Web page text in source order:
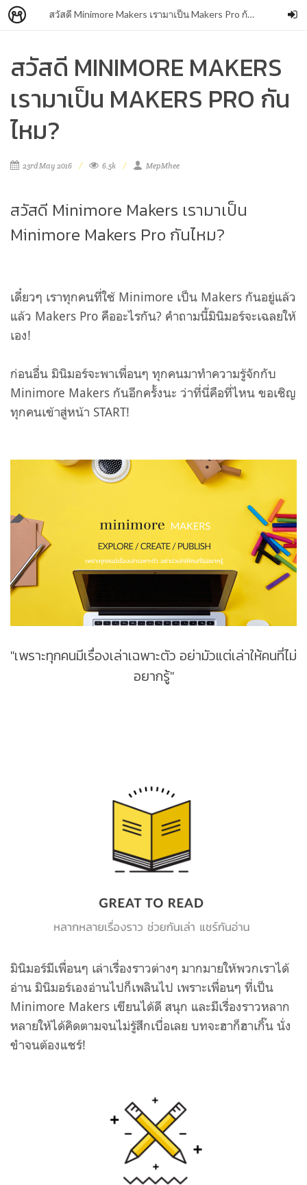
สวัสดี Minimore Makers เรามาเป็น Makers Pro กันไหม?
สวัสดี MINIMORE MAKERS
เรามาเป็น MAKERS PRO กัน
ไหม?
23rd May 2016 6.5k MepMhee
สวัสดี Minimore Makers เรามาเป็น
Minimore Makers Pro กันไหม?
เดี๋ยวๆ เราทุกคนที่ใช้ Minimore เป็น Makers กันอยู่แล้ว
แล้ว Makers Pro คืออะไรกัน? คำถามนี้มินิมอร์จะเฉลยให้
เอง!
ก่อนอื่น มินิมอร์จะพาเพื่อนๆ ทุกคนมาทำความรู้จักกับ
Minimore Makers กันอีกครั้งนะ ว่าที่นี่คือที่ไหน ขอเชิญ
ทุกคนเข้าสู่หน้า START!
"เพราะทุกคนมีเรื่องเล่าเฉพาะตัว อย่ามัวแต่เล่าให้คนที่ไม่
อยากรู้"
มินิมอร์มีเพื่อนๆ เล่าเรื่องราวต่างๆ มากมายให้พวกเราได้
อ่าน มินิมอร์เองอ่านไปก็เพลินไป เพราะเพื่อนๆ ที่เป็น
Minimore Makers เขียนได้ดี สนุก และมีเรื่องราวหลาก
หลายให้ได้คิดตามจนไม่รู้สึกเบื่อเลย บทจะฮาก็ฮาเกิ๊น นั่ง
ขำจนต้องแชร์!